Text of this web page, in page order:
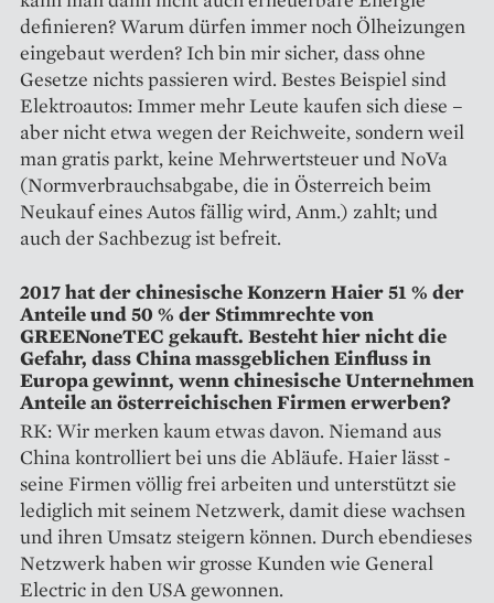
definieren? Warum dürfen immer noch Ölheizungen
eingebaut werden? Ich bin mir sicher, dass ohne
Gesetze nichts passieren wird. Bestes Beispiel sind
Elektroautos: Immer mehr Leute kaufen sich diese –
aber nicht etwa wegen der Reichweite, sondern weil
man gratis parkt, keine Mehrwertsteuer und NoVa
(Normverbrauchsabgabe, die in Österreich beim
Neukauf eines Autos fällig wird, Anm.) zahlt; und
auch der Sachbezug ist befreit.
2017 hat der chinesische Konzern Haier 51 % der
Anteile und 50 % der Stimmrechte von
GREENoneTEC gekauft. Besteht hier nicht die
Gefahr, dass China massgeblichen Einfluss in
Europa gewinnt, wenn chinesische Unternehmen
Anteile an österreichischen Firmen er­werben?
RK: Wir merken kaum etwas davon. Niemand aus
China kontrolliert bei uns die Abläufe. Haier lässt ­
seine Firmen völlig frei arbeiten und unterstützt sie
lediglich mit seinem Netzwerk, damit diese wachsen
und ihren Umsatz steigern können. Durch ebendieses
Netzwerk haben wir grosse Kunden wie General
Electric in den USA gewonnen.